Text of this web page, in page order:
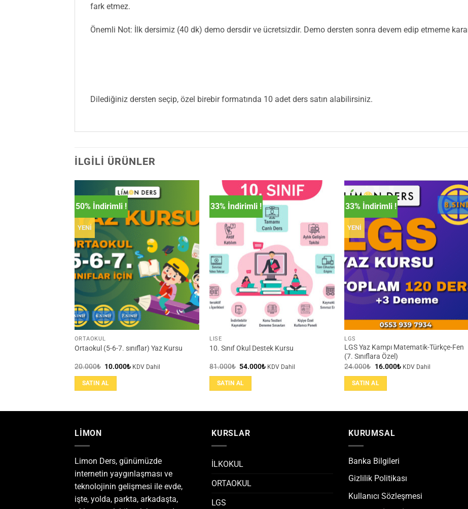
fark etmez.
Önemli Not: İlk dersimiz (40 dk) demo dersdir ve ücretsizdir. Demo dersten sonra devem edip etmeme
Dilediğiniz dersten seçip, özel birebir formatında 10 adet ders satın alabilirsiniz.
İLGILI ÜRÜNLER
50% İndirimli !
YENİ
ORTAOKUL
Ortaokul (5-6-7. sınıflar) Yaz Kursu
20.000₺ Orijinal
20.000₺.
10.000₺Şu
KDV Dahil
SATIN AL
33% İndirimli !
LİSE
10. Sınıf Okul Destek Kursu
81.000₺ Orijinal
81.000₺.
54.000₺Şu
KDV Dahil
SATIN AL
33% İndirimli !
YENİ
LGS
LGS Yaz Kampı Matematik-Türkçe-Fen
(7. Sınıflara Özel)
24.000₺ Orijinal
24.000₺.
16.000₺ŞuKDV Dahil
SATIN AL
LİMON
Limon Ders, günümüzde
internetin yaygınlaşması ve
teknolojinin gelişmesi ile evde,
işte, yolda, parkta, arkadaşta,
KURSLAR
İLKOKUL
ORTAOKUL
LGS
KURUMSAL
Banka Bilgileri
Gizlilik Politikası
Kullanıcı Sözleşmesi